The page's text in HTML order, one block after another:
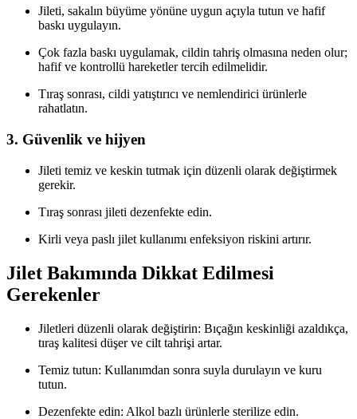
Jileti, sakalın büyüme yönüne uygun açıyla tutun ve hafif
baskı uygulayın.
Çok fazla baskı uygulamak, cildin tahriş olmasına neden olur;
hafif ve kontrollü hareketler tercih edilmelidir.
Tıraş sonrası, cildi yatıştırıcı ve nemlendirici ürünlerle
rahatlatın.
3. Güvenlik ve hijyen
Jileti temiz ve keskin tutmak için düzenli olarak değiştirmek
gerekir.
Tıraş sonrası jileti dezenfekte edin.
Kirli veya paslı jilet kullanımı enfeksiyon riskini artırır.
Jilet Bakımında Dikkat Edilmesi
Gerekenler
Jiletleri düzenli olarak değiştirin: Bıçağın keskinliği azaldıkça,
tıraş kalitesi düşer ve cilt tahrişi artar.
Temiz tutun: Kullanımdan sonra suyla durulayın ve kuru
tutun.
Dezenfekte edin: Alkol bazlı ürünlerle sterilize edin.